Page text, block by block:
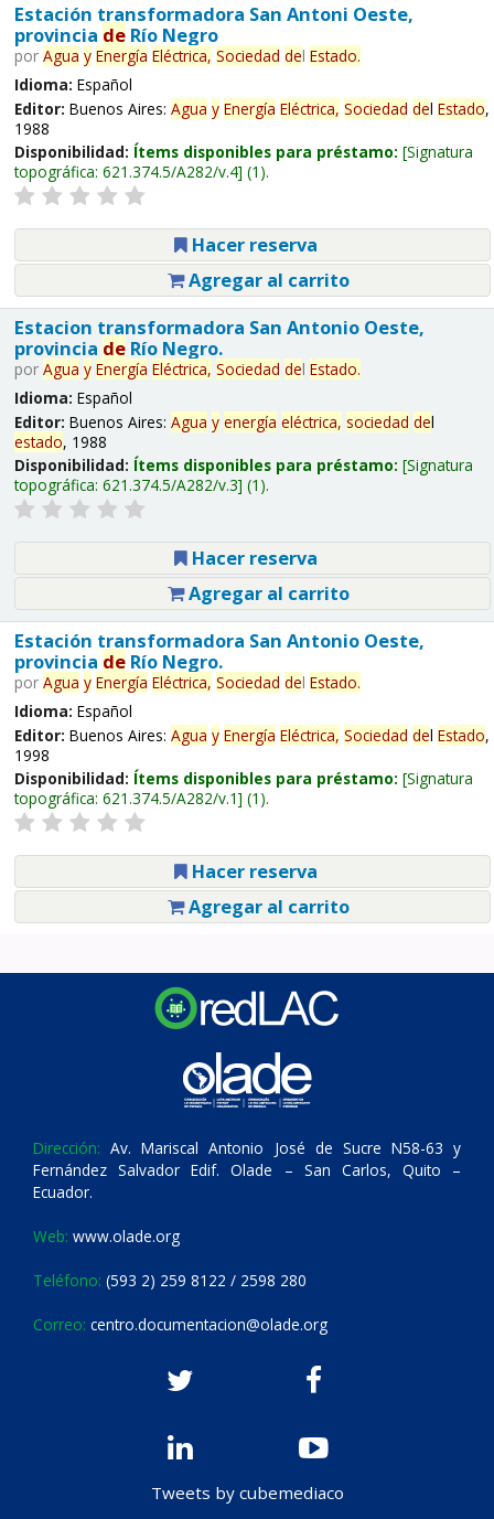
Estación transformadora San Antoni Oeste,
provincia deRío Negro
por Agua y Energía Eléctrica, Sociedad del Estado.
Idioma: Español
Editor: Buenos Aires: Agua y Energía Eléctrica, Sociedad del Estado,
1988
Disponibilidad: Ítems disponibles para préstamo: Signatura
topográfica: 621.374.5/A282/v.4 (1).
Hacer reserva
Agregar al carrito
Estacion transformadora San Antonio Oeste,
provincia deRío Negro.
por Agua y Energía Eléctrica, Sociedad del Estado.
Idioma: Español
Editor: Buenos Aires: Agua y energía eléctrica, sociedad del
estado, 1988
Disponibilidad: Ítems disponibles para préstamo: Signatura
topográfica: 621.374.5/A282/v.3 (1).
Hacer reserva
Agregar al carrito
Estación transformadora San Antonio Oeste,
provincia deRío Negro.
por Agua y Energía Eléctrica, Sociedad del Estado.
Idioma: Español
Editor: Buenos Aires: Agua y Energía Eléctrica, Sociedad del Estado,
1998
Disponibilidad: Ítems disponibles para préstamo: Signatura
topográfica: 621.374.5/A282/v.1 (1).
Hacer reserva
Agregar al carrito
Dirección: Av. Mariscal Antonio José de Sucre N58-63 y
Fernández Salvador Edif. Olade – San Carlos, Quito –
Ecuador.
Web: www.olade.org
Teléfono: (593 2) 259 8122 / 2598 280
Correo: centro.documentacion@olade.org
Tweets by cubemediaco